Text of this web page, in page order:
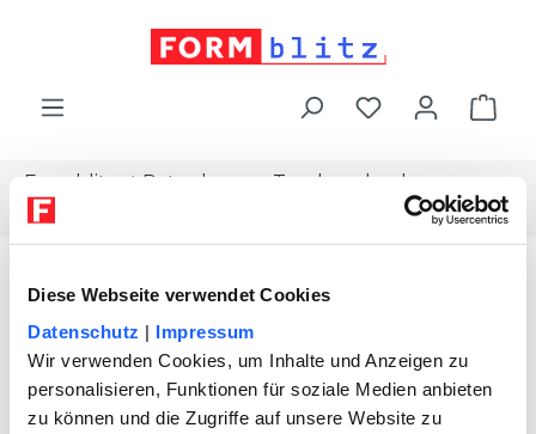
Diese Webseite verwendet Cookies
Datenschutz | Impressum
Wir verwenden Cookies, um Inhalte und Anzeigen zu
personalisieren, Funktionen für soziale Medien anbieten
zu können und die Zugriffe auf unsere Website zu
Formblitz Ratgeber
Topdownload
Berliner-testament-einheitsloesung